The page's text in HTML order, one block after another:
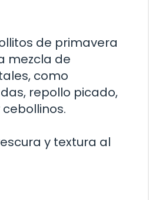
de primavera
mezcla de
como
repollo picado,
y textura al